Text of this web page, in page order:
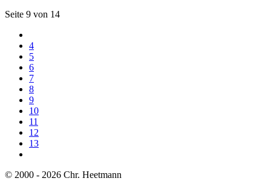
Seite 9 von 14
4
5
6
7
8
9
10
11
12
13
© 2000 - 2026 Chr. Heetmann